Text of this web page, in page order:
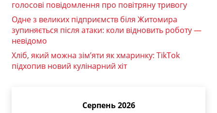
голосові повідомлення про повітряну тривогу
Одне з великих підприємств біля Житомира
зупиняється після атаки: коли відновить роботу —
невідомо
Хліб, який можна зім’яти як хмаринку: TikTok
підхопив новий кулінарний хіт
Серпень 2026